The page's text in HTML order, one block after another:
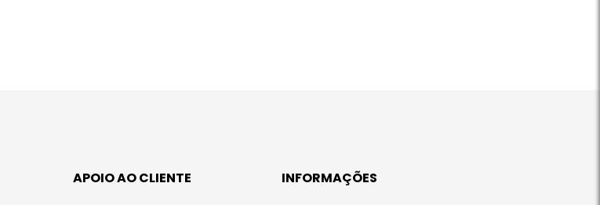
APOIO AO CLIENTE INFORMAÇÕES